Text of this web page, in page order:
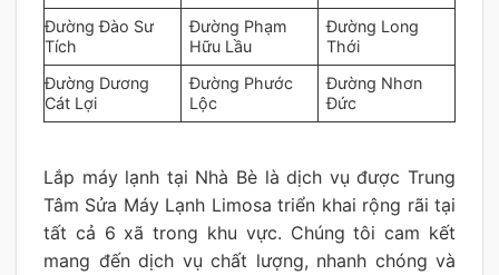
Đường Đào Sư
Tích
Đường Phạm
Hữu Lầu
Đường Long
Thới
Đường Dương
Cát Lợi
Đường Phước
Lộc
Đường Nhơn
Đức
Lắp máy lạnh tại Nhà Bè là dịch vụ được Trung
Tâm Sửa Máy Lạnh Limosa triển khai rộng rãi tại
tất cả 6 xã trong khu vực. Chúng tôi cam kết
mang đến dịch vụ chất lượng, nhanh chóng và